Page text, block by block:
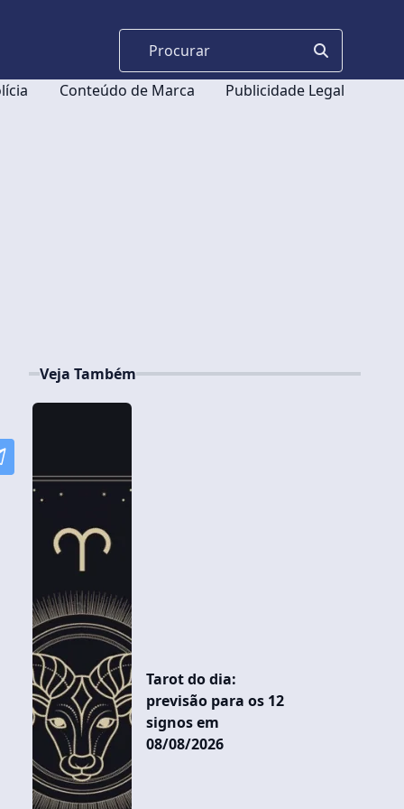
Conteúdo de Marca Publicidade Legal
Veja Também
Tarot do dia:
previsão para os 12
signos em
08/08/2026